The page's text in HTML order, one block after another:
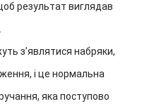
результат виглядав
з’являтися набряки,
і це нормальна
яка поступово